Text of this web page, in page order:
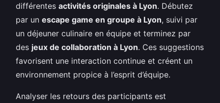
différentes activités originales à Lyon. Débutez
par un escape game en groupe à Lyon, suivi par
un déjeuner culinaire en équipe et terminez par
des jeux de collaboration à Lyon. Ces suggestions
favorisent une interaction continue et créent un
environnement propice à l’esprit d’équipe.
Analyser les retours des participants est